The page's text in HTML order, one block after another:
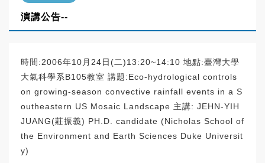
演講公告--
時間:2006年10月24日(二)13:20~14:10 地點:臺灣大學
大氣科學系B105教室 講題:Eco-hydrological controls
on growing-season convective rainfall events in a S
outheastern US Mosaic Landscape 主講: JEHN-YIH
JUANG(莊振義) PH.D. candidate (Nicholas School of
the Environment and Earth Sciences Duke Universit
y)